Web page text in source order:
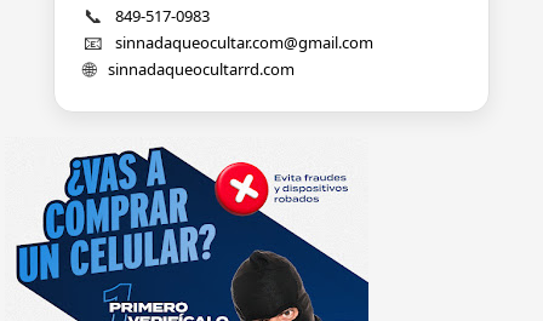
📞 849-517-0983
📧 sinnadaqueocultar.com@gmail.com
🌐 sinnadaqueocultarrd.com